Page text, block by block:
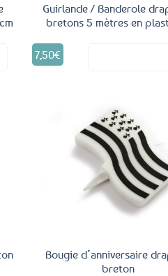
Guirlande / Banderole
bretons 5 mètres en
7,50€
Bougie d’anniversaire
breton